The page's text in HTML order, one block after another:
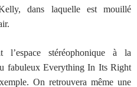
dans laquelle est mouillé
l’espace stéréophonique à la
fabuleux Everything In Its Right
On retrouvera même une